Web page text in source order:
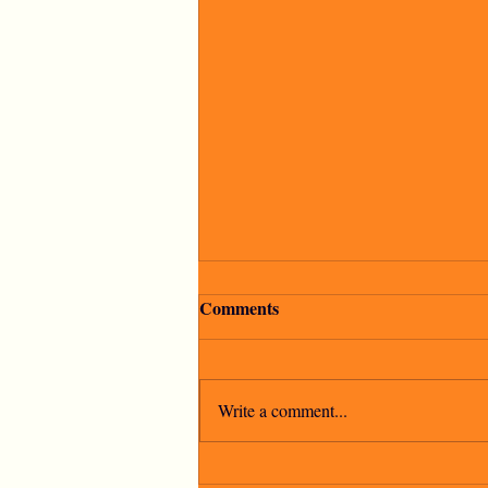
"La speranza è l'ultima a
Comments
Write a comment...